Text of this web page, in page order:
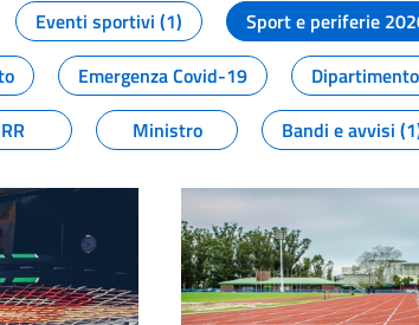
Eventi sportivi (1)
Sport e periferie
Emergenza Covid-19
Ministro Bandi e avvisi